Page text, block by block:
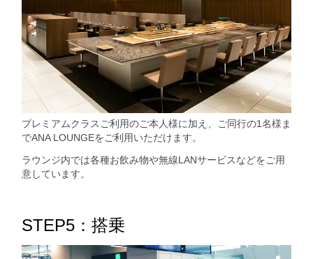
プレミアムクラスご利用のご本人様に加え、ご同行の1名様ま
でANA LOUNGEをご利用いただけます。
ラウンジ内では各種お飲み物や無線LANサービスなどをご用
意しています。
STEP5：搭乗